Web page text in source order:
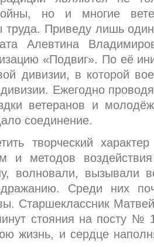
но и многие
труда. Приведу лишь
Алевтина
«Подвиг». По её
дивизии, в которой
Ежегодно
ветеранов и
соединение.
творческий характер
и методов
волновали, вызывали
Среди них
Старшеклассник
стояния на посту
жизнь, и сердце